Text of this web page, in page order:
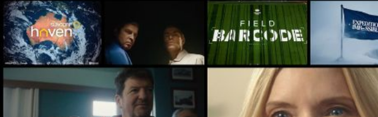
PUNTI VENDITA
STRATEGIE